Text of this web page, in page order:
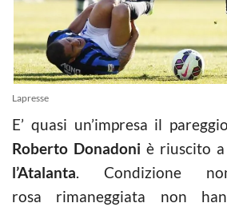
Lapresse
E’ quasi un’impresa il
Roberto Donadoni è riuscito
l’Atalanta. Condizione
rosa rimaneggiata non